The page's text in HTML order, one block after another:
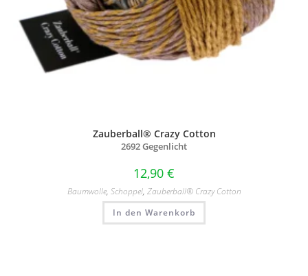
Zauberball® Crazy Cotton
2692 Gegenlicht
12,90 €
Baumwolle, Schoppel, Zauberball® Crazy Cotton
In den Warenkorb